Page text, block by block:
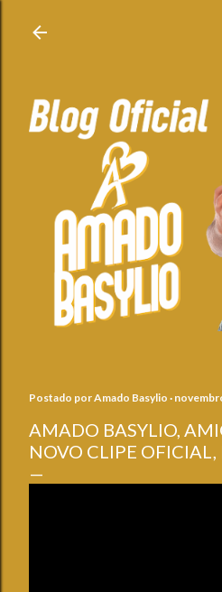
Postado porAmado Basylio
AMADO BASYLIO,
NOVO CLIPE